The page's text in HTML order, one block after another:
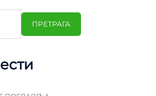
ПРЕТРАГА